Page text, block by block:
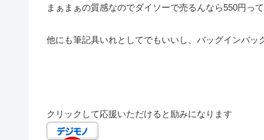
まぁまぁの質感なのでダイソーで売るんなら550円っ
他にも筆記具いれとしてでもいいし、バッグインバ
クリックして応援いただけると励みになります